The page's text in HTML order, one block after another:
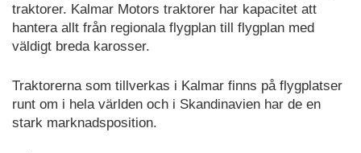
traktorer. Kalmar Motors traktorer har kapacitet att
hantera allt från regionala flygplan till flygplan med
väldigt breda karosser.
Traktorerna som tillverkas i Kalmar finns på flygplatser
runt om i hela världen och i Skandinavien har de en
stark marknadsposition.